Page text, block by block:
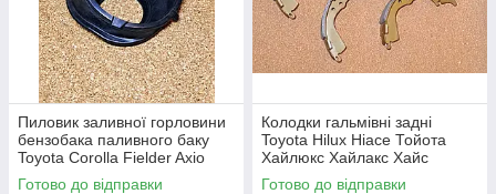
Пиловик заливної горловини
бензобака паливного баку
Toyota Corolla Fielder Axio
Allex RunX Тойота Королла
Готово до відправки
Колодки гальмівні задні
Toyota Hilux Hiace Тойота
Хайлюкс Хайлакс Хайс
Готово до відправки